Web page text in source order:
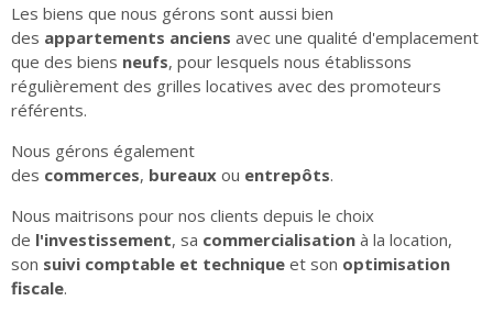
Les biens que nous gérons sont aussi bien
des appartements anciens avec une qualité d'emplacement
que des biens neufs, pour lesquels nous établissons
régulièrement des grilles locatives avec des promoteurs
référents.
Nous gérons également
des commerces, bureaux ou entrepôts.
Nous maitrisons pour nos clients depuis le choix
de l'investissement, sa commercialisation à la location,
son suivi comptable et technique et son optimisation
fiscale.